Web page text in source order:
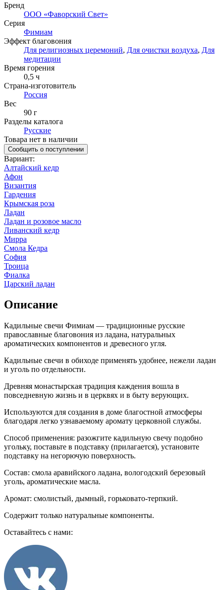
Бренд
ООО «Фаворский Свет»
Серия
Фимиам
Эффект благовония
Для религиозных церемоний, Для очистки воздуха, Для
медитации
Время горения
0,5 ч
Страна-изготовитель
Россия
Вес
90 г
Разделы каталога
Русские
Товара нет в наличии
Сообщить о поступлении
Вариант:
Алтайский кедр
Афон
Византия
Гардения
Крымская роза
Ладан
Ладан и розовое масло
Ливанский кедр
Мирра
Смола Кедра
София
Троица
Фиалка
Царский ладан
Описание
Кадильные свечи Фимиам — традиционные русские
православные благовония из ладана, натуральных
ароматических компонентов и древесного угля.
Кадильные свечи в обиходе применять удобнее, нежели ладан
и уголь по отдельности.
Древняя монастырская традиция каждения вошла в
повседневную жизнь и в церквях и в быту верующих.
Используются для создания в доме благостной атмосферы
благодаря легко узнаваемому аромату церковной службы.
Способ применения: разожгите кадильную свечу подобно
угольку, поставьте в подставку (прилагается), установите
подставку на негорючую поверхность.
Состав: смола аравийского ладана, вологодский березовый
уголь, ароматические масла.
Аромат: смолистый, дымный, горьковато-терпкий.
Содержит только натуральные компоненты.
Оставайтесь с нами: